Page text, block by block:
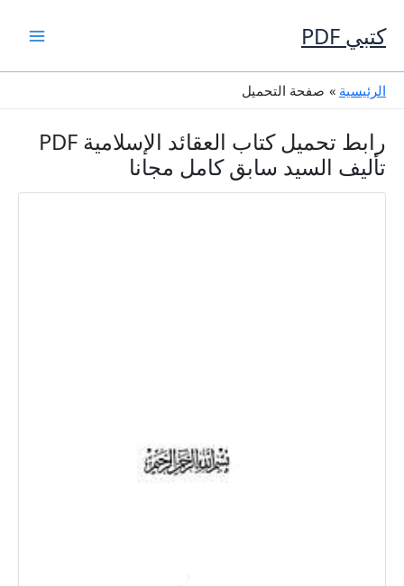
إلى
المحتوى
كتبي PDF
الرئيسية صفحة التحميل
رابط تحميل كتاب العقائد الإسلامية PDF
تأليف السيد سابق كامل مجانا